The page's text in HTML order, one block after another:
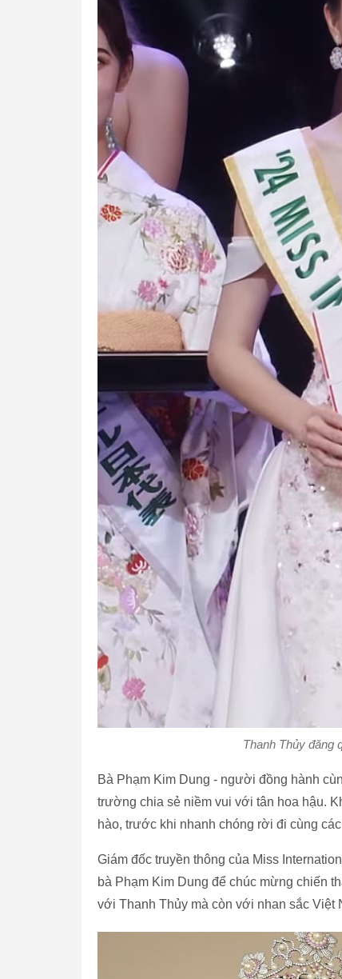
Thanh Thủy đăng
Bà Phạm Kim Dung - người đồng hành
trường chia sẻ niềm vui với tân hoa hậu.
hào, trước khi nhanh chóng rời đi cùng
Giám đốc truyền thông của Miss
bà Phạm Kim Dung để chúc mừng chiến
với Thanh Thủy mà còn với nhan sắc Việt